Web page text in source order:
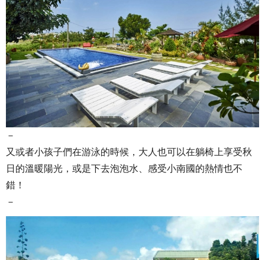
－
又或者小孩子們在游泳的時候，大人也可以在躺椅上享受秋
日的溫暖陽光，或是下去泡泡水、感受小南國的熱情也不
錯！
－